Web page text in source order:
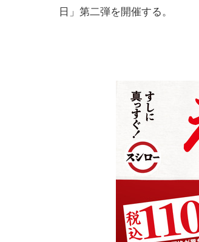
日」第二弾を開催する。